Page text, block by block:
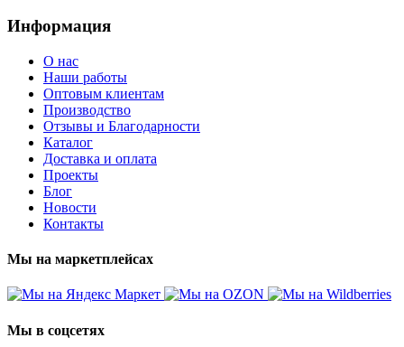
Информация
О нас
Наши работы
Оптовым клиентам
Производство
Отзывы и Благодарности
Каталог
Доставка и оплата
Проекты
Блог
Новости
Контакты
Мы на маркетплейсах
Мы в соцсетях